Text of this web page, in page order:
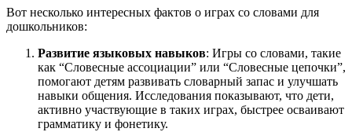
Вот несколько интересных фактов о играх со словами для
дошкольников:
Развитие языковых навыков: Игры со словами, такие
как “Словесные ассоциации” или “Словесные цепочки”,
помогают детям развивать словарный запас и улучшать
навыки общения. Исследования показывают, что дети,
активно участвующие в таких играх, быстрее осваивают
грамматику и фонетику.